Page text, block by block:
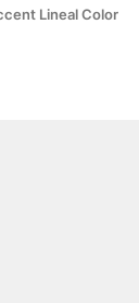
Lineal Color